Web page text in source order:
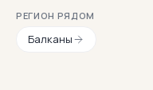
РЕГИОН РЯДОМ
Балканы